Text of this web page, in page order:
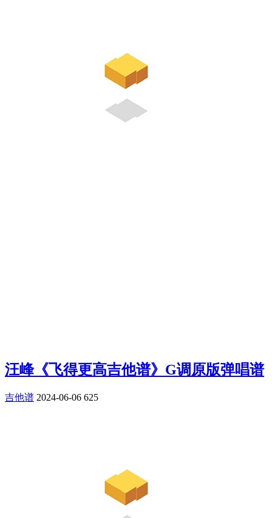
汪峰《飞得更高吉他谱》G调原版弹唱谱
吉他谱 2024-06-06 625